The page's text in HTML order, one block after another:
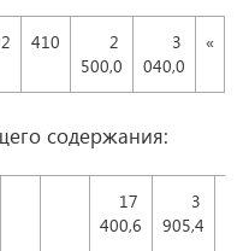
410
2
500,0
3
040,0
«
содержания:
17
400,6
3
905,4